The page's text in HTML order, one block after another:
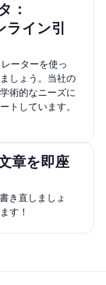
：
イン引
ーターを使っ
しょう。当社の
術的なニーズに
トしています。
章を即座
き直しましょ
す！